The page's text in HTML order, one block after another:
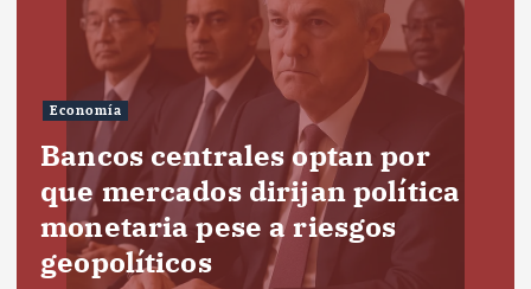
Economía
Bancos centrales optan por
que mercados dirijan política
monetaria pese a riesgos
geopolíticos